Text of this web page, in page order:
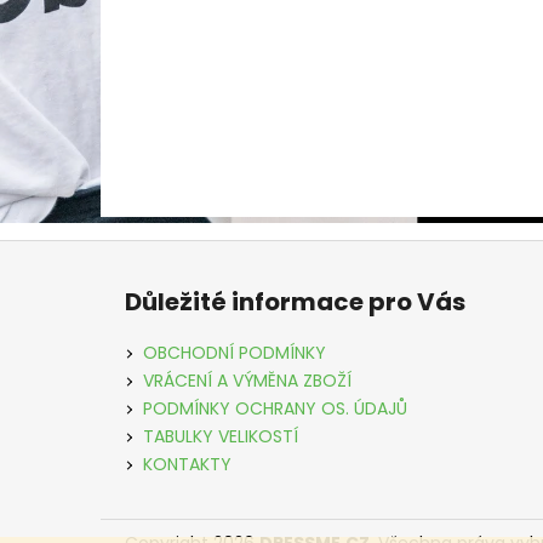
Důležité informace pro Vás
OBCHODNÍ PODMÍNKY
VRÁCENÍ A VÝMĚNA ZBOŽÍ
PODMÍNKY OCHRANY OS. ÚDAJŮ
TABULKY VELIKOSTÍ
KONTAKTY